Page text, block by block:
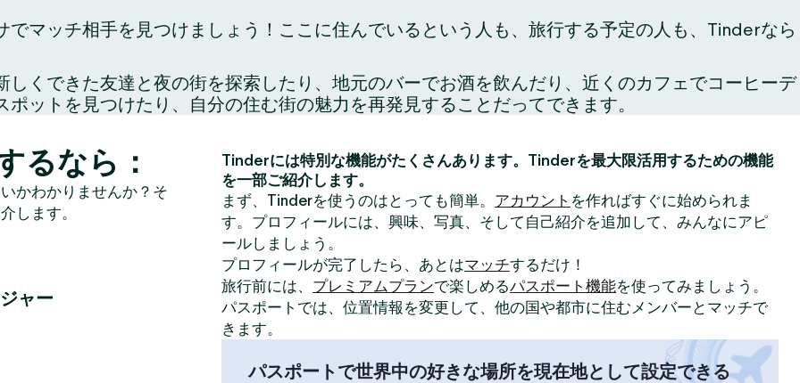
マッチ相手を見つけましょう！ここに住んでいるという人も、旅行する予定の人も、Tinderなら
くできた友達と夜の街を探索したり、地元のバーでお酒を飲んだり、近くのカフェでコーヒーデ
ットを見つけたり、自分の住む街の魅力を再発見することだってできます。
るなら：
かわかりませんか？そ
します。
ャー
Tinderには特別な機能がたくさんあります。Tinderを最大限活用するための機能
を一部ご紹介します。
まず、Tinderを使うのはとっても簡単。 アカウント を作ればすぐに始められま
す。プロフィールには、興味、写真、そして自己紹介を追加して、みんなにアピ
ールしましょう。
プロフィールが完了したら、あとはマッチするだけ！
旅行前には、 プレミアムプランで楽しめるパスポート機能を使ってみましょう。
パスポートでは、位置情報を変更して、他の国や都市に住むメンバーとマッチで
きます。
パスポートで世界中の好きな場所を現在地として設定できる